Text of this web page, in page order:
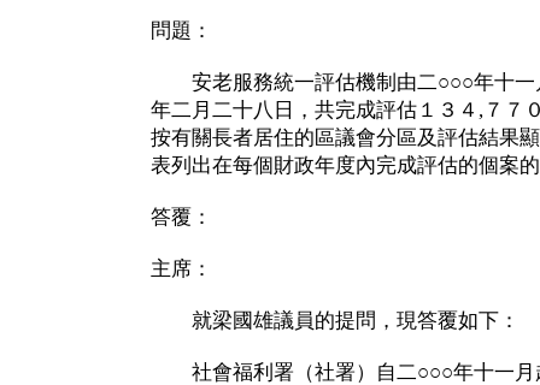
問題：
安老服務統一評估機制由二○○○年十一
年二月二十八日，共完成評估１３４,７７
按有關長者居住的區議會分區及評估結果
表列出在每個財政年度內完成評估的個案
答覆：
主席：
就梁國雄議員的提問，現答覆如下：
社會福利署（社署）自二○○○年十一月